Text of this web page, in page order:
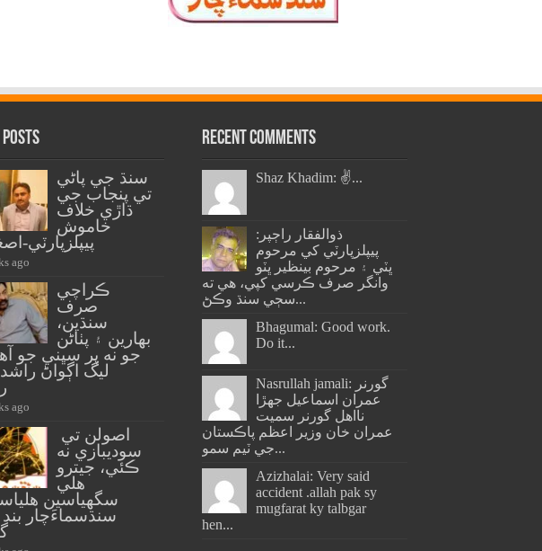
سنڌ جي پاڻي
تي پنجاب جي
ڌاڙي خلاف
خاموش
پيپلزپارٽي-
ago
ڪراچي
صرف
سنڌين،
بهارين ۽ پٺاڻن
جو نه پر سڀني جو
ليگ اڳواڻ
ago
سوديبازي نه
ڪئي، جيترو
هلي
سگهياسين
سنڌسماءَچار بند
Recent Comments
Shaz Khadim: ✌️...
ذوالفقار راڄپر:
پيپلزپارٽي کي مرحوم
ڀٽي ۽ مرحوم بينظير ڀٽو
وانگر صرف ڪرسي کپي، هي ته
سڄي سنڌ وڪڻ...
Bhagumal: Good work.
Do it...
Nasrullah jamali: گورنر
عمران اسماعيل جھڙا
نااهل گورنر سميت
عمران خان وزير اعظم پاڪستان
جي ٽيم سمو...
Azizhalai: Very said
accident .allah pak sy
mugfarat ky talbgar
hen...